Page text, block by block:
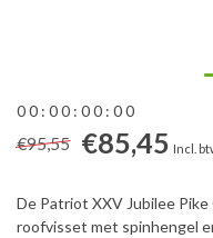
00 : 00 : 00 : 00
€95,55 €85,45 Incl.
De Patriot XXV Jubilee
roofvisset met spinhengel